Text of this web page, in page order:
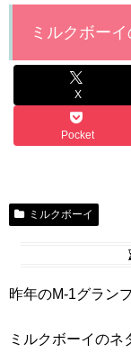
ミルクボー
X
Pocket
ミルクボーイ
昨年のM-1グラン
ミルクボーイのネ